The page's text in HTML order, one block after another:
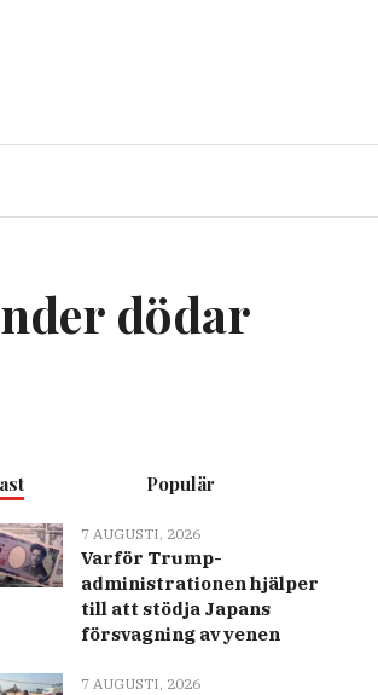
dödar
Populär
7 AUGUSTI, 2026
Varför Trump-
administrationen hjälper
till att stödja Japans
försvagning av yenen
7 AUGUSTI, 2026